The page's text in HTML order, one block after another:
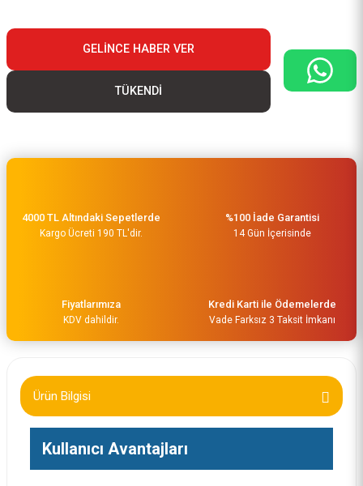
GELINCE HABER VER
TÜKENDİ
4000 TL Altındaki Sepetlerde
Kargo Ücreti 190 TL'dir.
%100 İade Garantisi
14 Gün İçerisinde
Fiyatlarımıza
KDV dahildir.
Kredi Karti ile Ödemelerde
Vade Farksız 3 Taksit İmkanı
Ürün Bilgisi
Kullanıcı Avantajları